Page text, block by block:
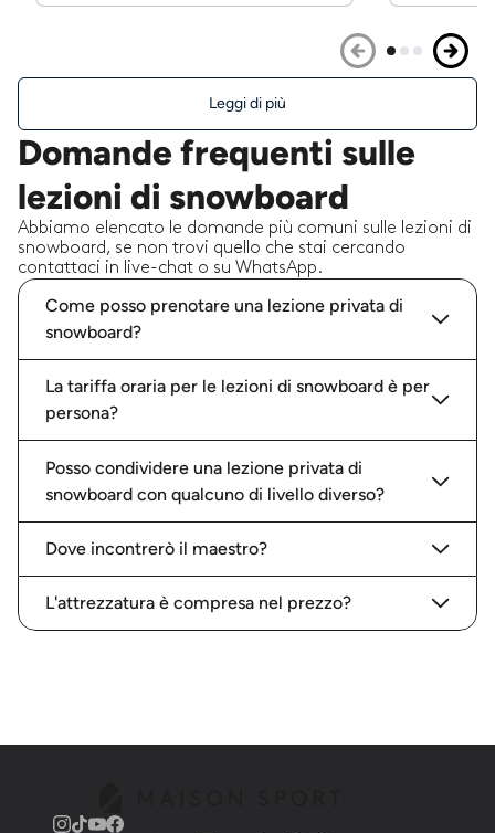
Leggi di più
Domande frequenti sulle
lezioni di snowboard
Abbiamo elencato le domande più comuni sulle lezioni di
snowboard, se non trovi quello che stai cercando
contattaci in live-chat o su WhatsApp.
Come posso prenotare una lezione privata di
snowboard?
La tariffa oraria per le lezioni di snowboard è per
persona?
Posso condividere una lezione privata di
snowboard con qualcuno di livello diverso?
Dove incontrerò il maestro?
L'attrezzatura è compresa nel prezzo?